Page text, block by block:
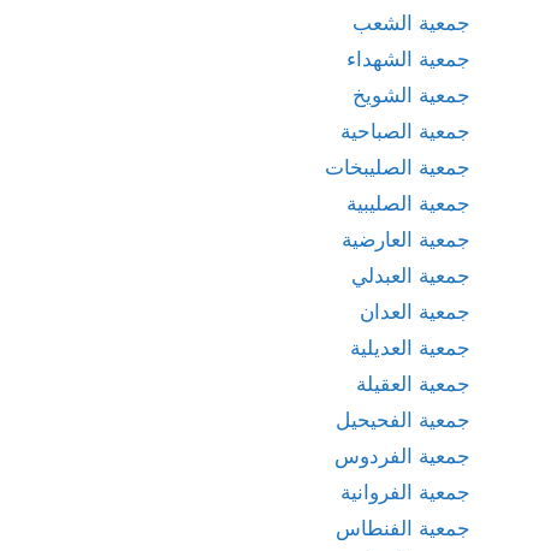
جمعية الشعب
جمعية الشهداء
جمعية الشويخ
جمعية الصباحية
جمعية الصليبخات
جمعية الصليبية
جمعية العارضية
جمعية العبدلي
جمعية العدان
جمعية العديلية
جمعية العقيلة
جمعية الفحيحيل
جمعية الفردوس
جمعية الفروانية
جمعية الفنطاس